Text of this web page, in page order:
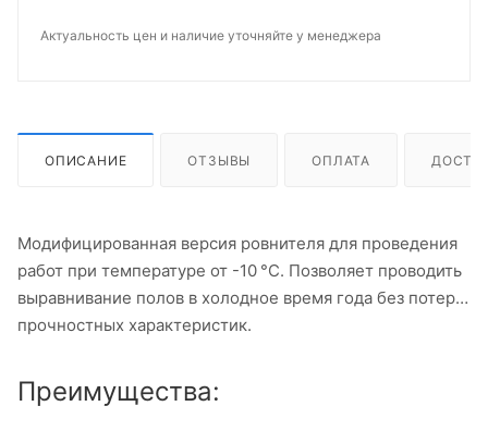
Актуальность цен и наличие уточняйте у менеджера
ОПИСАНИЕ ОТЗЫВЫ ОПЛАТА
Модифицированная версия ровнителя для проведения
работ при температуре от -10 °C. Позволяет проводить
выравнивание полов в холодное время года без потери
прочностных характеристик.
Преимущества: